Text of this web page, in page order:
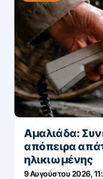
Αμαλιάδα:
απόπειρα
ηλικιωμένης
9 Αυγούστου 2026,